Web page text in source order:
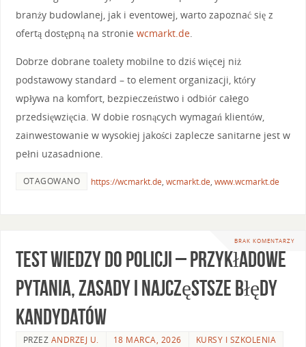
branży budowlanej, jak i eventowej, warto zapoznać się z
ofertą dostępną na stronie wcmarkt.de.
Dobrze dobrane toalety mobilne to dziś więcej niż
podstawowy standard – to element organizacji, który
wpływa na komfort, bezpieczeństwo i odbiór całego
przedsięwzięcia. W dobie rosnących wymagań klientów,
zainwestowanie w wysokiej jakości zaplecze sanitarne jest w
pełni uzasadnione.
OTAGOWANO https://wcmarkt.de,wcmarkt.de,www.wcmarkt.de
BRAK KOMENTARZY
Test wiedzy do Policji – przykładowe
pytania, zasady i najczęstsze błędy
kandydatów
PRZEZ ANDRZEJ U. 18 MARCA, 2026 KURSY I SZKOLENIA